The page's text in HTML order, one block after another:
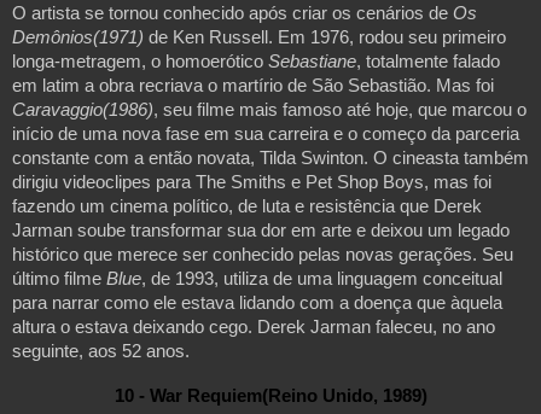
O artista se tornou conhecido após criar os cenários de Os
Demônios(1971) de Ken Russell. Em 1976, rodou seu primeiro
longa-metragem, o homoerótico Sebastiane, totalmente falado
Caravaggio(1986), seu filme mais famoso até hoje, que marcou o
início de uma nova fase em sua carreira e o começo da parceria
constante com a então novata, Tilda Swinton. O cineasta também
dirigiu videoclipes para The Smiths e Pet Shop Boys, mas foi
fazendo um cinema político, de luta e resistência que Derek
Jarman soube transformar sua dor em arte e deixou um legado
histórico que merece ser conhecido pelas novas gerações. Seu
último filme Blue, de 1993, utiliza de uma linguagem conceitual
para narrar como ele estava lidando com a doença que àquela
altura o estava deixando cego. Derek Jarman faleceu, no ano
seguinte, aos 52 anos.
10 - War Requiem(Reino Unido, 1989)